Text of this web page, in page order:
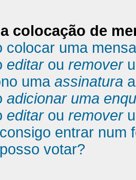
colocação de
colocar uma
editarou remover
uma assinatura
adicionar uma
editarou remover
entrar num
votar?